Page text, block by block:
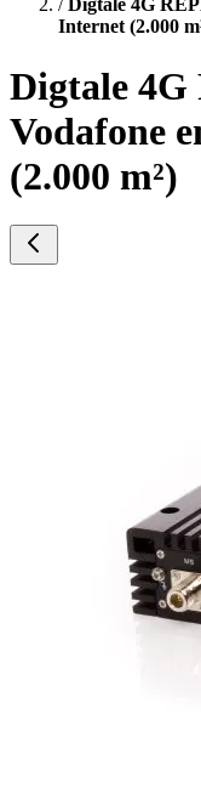
/Digtale 4G
Internet (2.000
Digtale
Vodafone
(2.000 m²)